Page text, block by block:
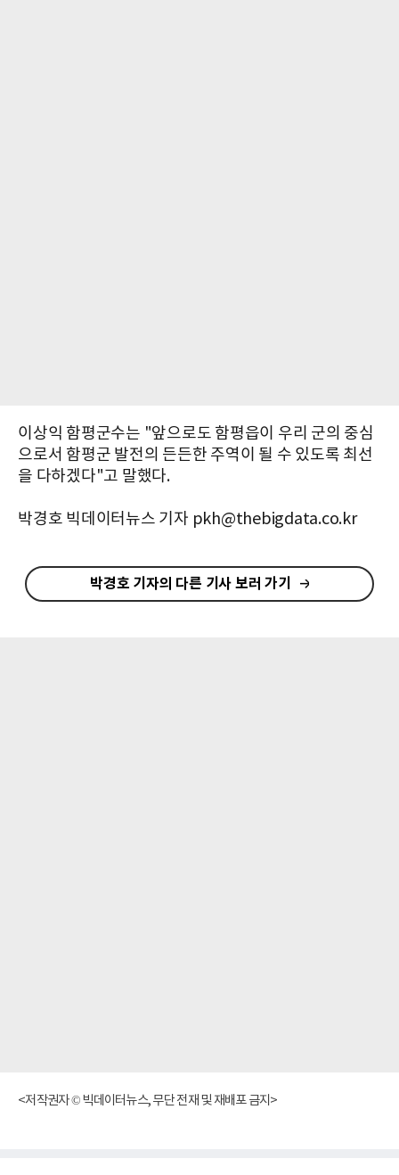
이상익 함평군수는 "앞으로도 함평읍이 우리 군의 중심
으로서 함평군 발전의 든든한 주역이 될 수 있도록 최선
을 다하겠다"고 말했다.
박경호 빅데이터뉴스 기자 pkh@thebigdata.co.kr
박경호 기자의 다른 기사 보러 가기
<저작권자 © 빅데이터뉴스, 무단 전재 및 재배포 금지>